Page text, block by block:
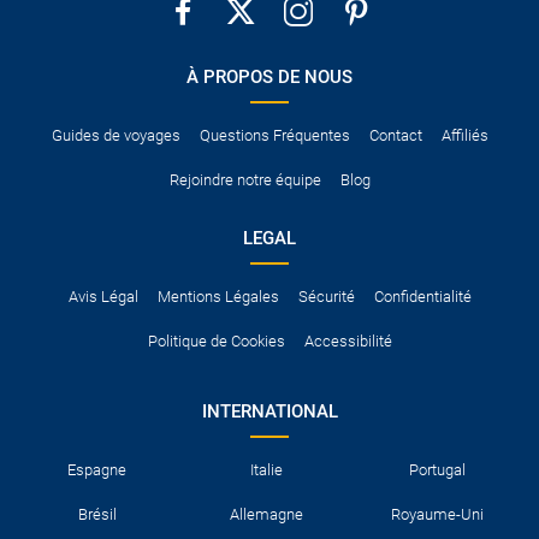
certains pays exigent qu´il soit accompagné d´un permis de
Pour vous en assurer, vous pouvez vous renseigner auprès des
services consulaires du pays concerné.
au service de plein du carburant et les frais de gestion.
À PROPOS DE NOUS
Guides de voyages Questions Fréquentes Contact Affiliés
Rejoindre notre équipe Blog
LEGAL
Avis Légal Mentions Légales Sécurité Confidentialité
Politique de Cookies Accessibilité
INTERNATIONAL
Espagne Italie Portugal
Brésil Allemagne Royaume-Uni